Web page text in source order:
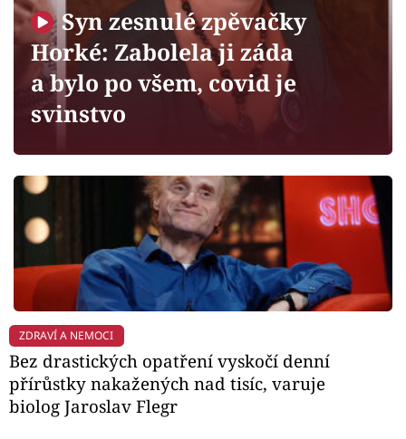
Sledujte prima+
Filmový festival Karlovy Vary
Mámy sobě
Přihlášení
Sledujte nás
Syn zesnulé zpěvačky
Horké: Zabolela ji záda
a bylo po všem, covid je
svinstvo
ZDRAVÍ A NEMOCI
Bez drastických opatření vyskočí denní
přírůstky nakažených nad tisíc, varuje
biolog Jaroslav Flegr